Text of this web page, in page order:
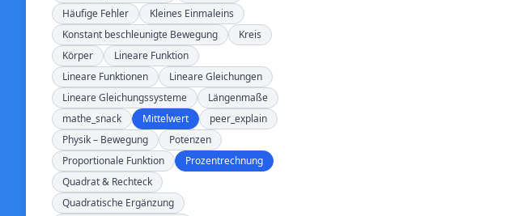
Häufige Fehler
Kleines Einmaleins
Konstant beschleunigte Bewegung
Kreis
Körper
Lineare Funktion
Lineare Funktionen
Lineare Gleichungen
Lineare Gleichungssysteme
Längenmaße
mathe_snack
Mittelwert
peer_explain
Physik – Bewegung
Potenzen
Proportionale Funktion
Prozentrechnung
Quadrat & Rechteck
Quadratische Ergänzung